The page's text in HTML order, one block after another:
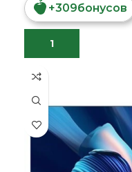
+309бонусов